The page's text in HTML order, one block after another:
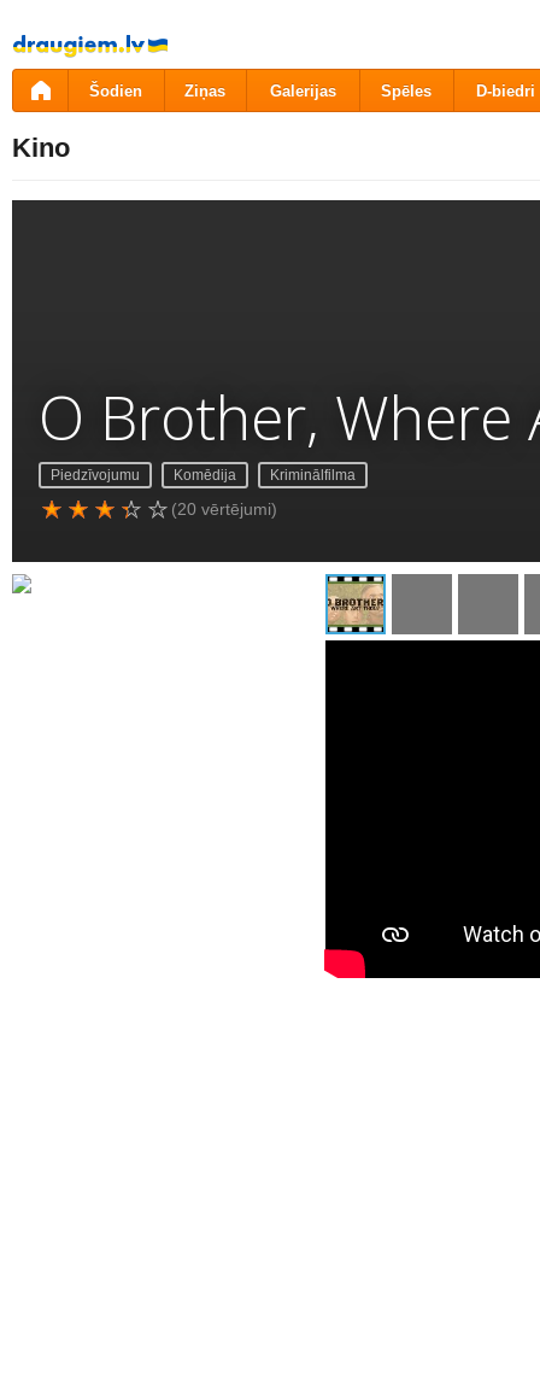
Pāriet
uz
saturu
Šodien Ziņas Galerijas Spēles D-biedri
Kino
O Brother, Where
Piedzīvojumu Komēdija Kriminālfilma
(20 vērtējumi)